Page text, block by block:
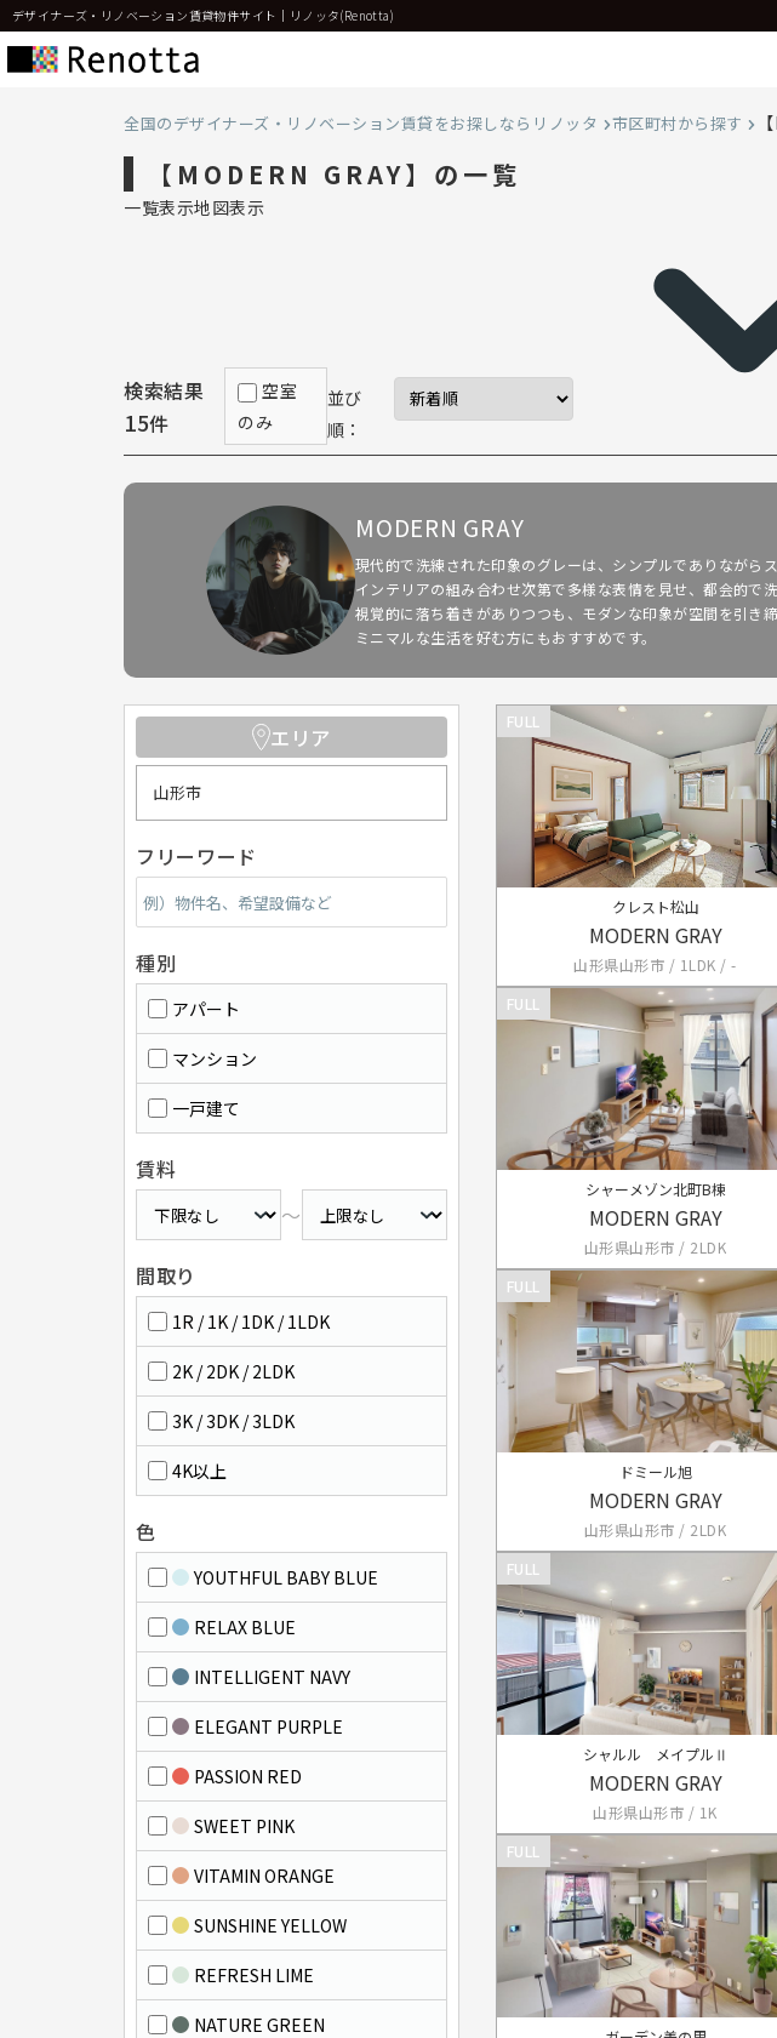
デザイナーズ・リノベーション賃貸物件サイト｜リノッタ(Renotta)
全国のデザイナーズ・リノベーション賃貸をお探しならリノッタ 市区町村から探す
【MODERN GRAY】の一覧
一覧表示地図表示
検索結果
15件
空室
のみ
並び
順：
MODERN GRAY
現代的で洗練された印象のグレーは、シンプルでありながら
インテリアの組み合わせ次第で多様な表情を見せ、都会的で
視覚的に落ち着きがありつつも、モダンな印象が空間を引き締
ミニマルな生活を好む方にもおすすめです。
FULL
クレスト松山
MODERN GRAY
山形県山形市 / 1LDK / -
FULL
シャーメゾン北町B棟
MODERN GRAY
山形県山形市 / 2LDK
FULL
ドミール旭
MODERN GRAY
山形県山形市 / 2LDK
FULL
シャルル メイプルⅡ
MODERN GRAY
山形県山形市 / 1K
FULL
エリア
山形市
フリーワード
種別
アパート
マンション
一戸建て
賃料
～
間取り
1R / 1K / 1DK / 1LDK
2K / 2DK / 2LDK
3K / 3DK / 3LDK
4K以上
色
YOUTHFUL BABY BLUE
RELAX BLUE
INTELLIGENT NAVY
ELEGANT PURPLE
PASSION RED
SWEET PINK
VITAMIN ORANGE
SUNSHINE YELLOW
REFRESH LIME
NATURE GREEN